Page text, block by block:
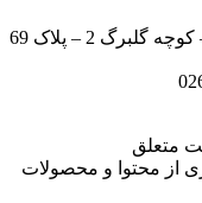
آدرس: کرج – میدان والفجر – خیابان یکتا – کوچه گلبرگ 2 – پلاک 69
محتوا و محصولات